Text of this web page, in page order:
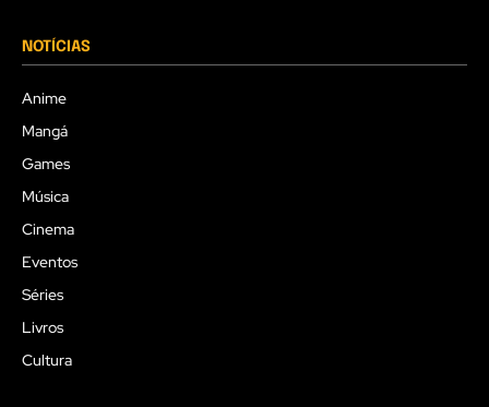
NOTÍCIAS
Anime
Mangá
Games
Música
Cinema
Eventos
Séries
Livros
Cultura